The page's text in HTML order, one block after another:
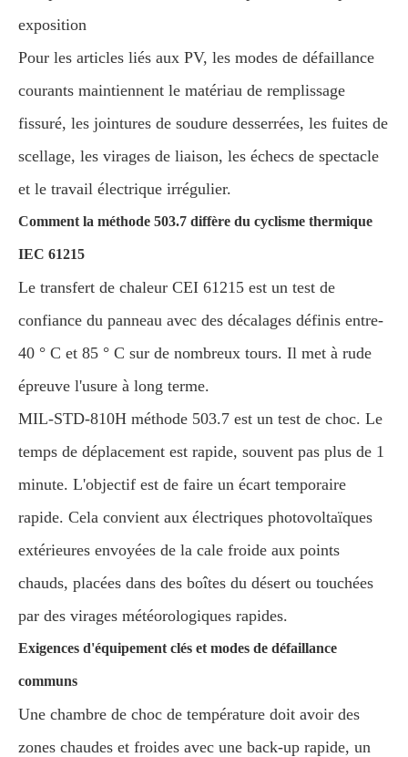
exposition
Pour les articles liés aux PV, les modes de défaillance
courants maintiennent le matériau de remplissage
fissuré, les jointures de soudure desserrées, les fuites de
scellage, les virages de liaison, les échecs de spectacle
et le travail électrique irrégulier.
Comment la méthode 503.7 diffère du cyclisme thermique
IEC 61215
Le transfert de chaleur CEI 61215 est un test de
confiance du panneau avec des décalages définis entre-
40 ° C et 85 ° C sur de nombreux tours. Il met à rude
épreuve l'usure à long terme.
MIL-STD-810H méthode 503.7 est un test de choc. Le
temps de déplacement est rapide, souvent pas plus de 1
minute. L'objectif est de faire un écart temporaire
rapide. Cela convient aux électriques photovoltaïques
extérieures envoyées de la cale froide aux points
chauds, placées dans des boîtes du désert ou touchées
par des virages météorologiques rapides.
Exigences d'équipement clés et modes de défaillance
communs
Une chambre de choc de température doit avoir des
zones chaudes et froides avec une back-up rapide, un